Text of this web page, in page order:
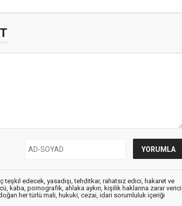
teşkil edecek, yasadışı, tehditkar, rahatsız edici, hakaret ve
kaba, pornografik, ahlaka aykırı, kişilik haklarına zarar verici
her türlü mali, hukuki, cezai, idari sorumluluk içeriği